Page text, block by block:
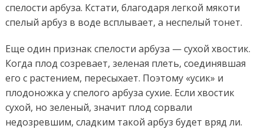
спелости арбуза. Кстати, благодаря легкой мякоти
спелый арбуз в воде всплывает, а неспелый тонет.
Еще один признак спелости арбуза — сухой хвостик.
Когда плод созревает, зеленая плеть, соединявшая
его с растением, пересыхает. Поэтому «усик» и
плодоножка у спелого арбуза сухие. Если хвостик
сухой, но зеленый, значит плод сорвали
недозревшим, сладким такой арбуз будет вряд ли.